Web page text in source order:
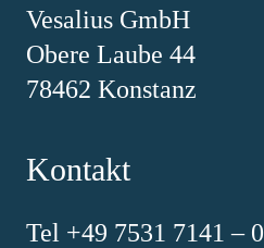
Vesalius GmbH
Obere Laube 44
78462 Konstanz
Kontakt
Tel +49 7531 7141 – 0